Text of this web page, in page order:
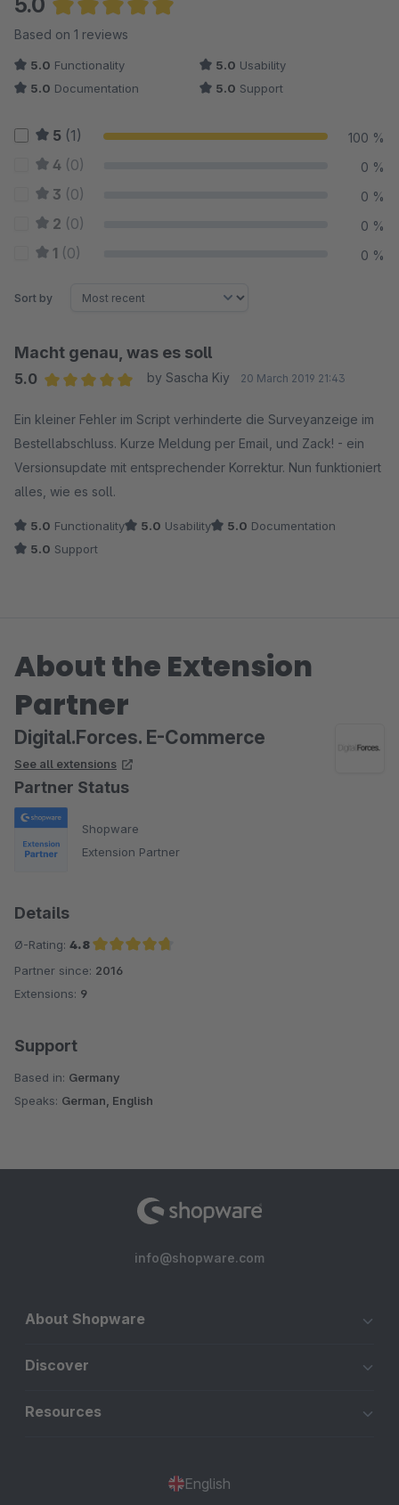
Average rating of 5 out of 5 stars
Based on 1 reviews
5.0 Functionality 5.0 Usability
5.0 Documentation 5.0 Support
5 (1) 100 %
4 (0) 0 %
3 (0) 0 %
2 (0) 0 %
1 (0) 0 %
Sort by
Macht genau, was es soll
5.0
by Sascha Kiy 20 March 2019 21:43
Ein kleiner Fehler im Script verhinderte die Surveyanzeige im
Bestellabschluss. Kurze Meldung per Email, und Zack! - ein
Versionsupdate mit entsprechender Korrektur. Nun funktioniert
alles, wie es soll.
5.0 Functionality 5.0 Usability 5.0 Documentation
5.0 Support
About the Extension
Partner
Digital.Forces. E-Commerce
See all extensions
Partner Status
Shopware
Extension Partner
Details
Ø-Rating: 4.8
Average rating of 4.8 out of 5 stars
Partner since: 2016
Extensions: 9
Support
Based in: Germany
Speaks: German, English
info@shopware.com
About Shopware
Discover
Resources
English